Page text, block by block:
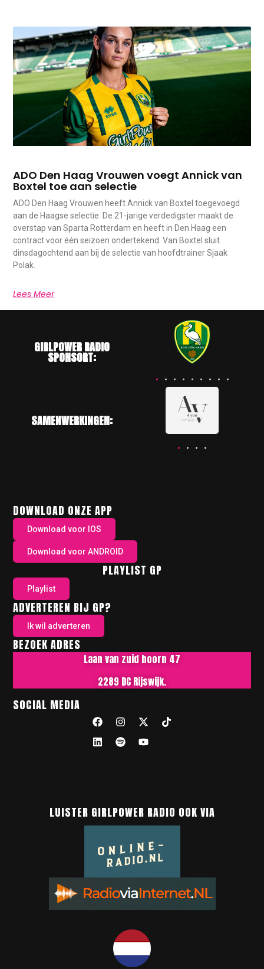
ADO Den Haag Vrouwen voegt Annick van
Boxtel toe aan selectie
ADO Den Haag Vrouwen heeft Annick van Boxtel toegevoegd
aan de Haagse selectie. De 21-jarige verdedigster maakt de
overstap van Sparta Rotterdam en heeft in Den Haag een
contract voor één seizoen ondertekend. Van Boxtel sluit
dinsdagochtend aan bij de selectie van hoofdtrainer Sjaak
Polak.
Lees Meer
GIRLPOWER RADIO
SPONSORT:
SAMENWERKINGEN:
DOWNLOAD ONZE APP
Download voor IOS
Download voor ANDROID
PLAYLIST GP
Playlist
ADVERTEREN BIJ GP?
Ik wil adverteren
BEZOEK ADRES
Laan van zuid hoorn 47
2289 DC Rijswijk.
SOCIAL MEDIA
LUISTER GIRLPOWER RADIO OOK VIA